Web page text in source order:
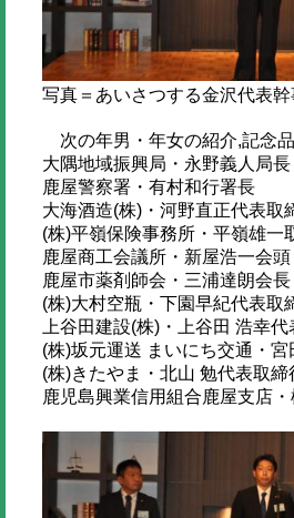
写真＝あいさつする金沢代表幹
次の年男・年女の紹介,記念品
大隅地域振興局・永野義人局長
鹿屋警察署・有村和行署長
大海酒造(株)・河野直正代表取
(株)平嶺保険事務所・平嶺雄一
鹿屋商工会議所・新屋浩一会頭
鹿屋市薬剤師会・三浦達朗会長
(株)大村空瓶・下園早紀代表取
上谷田建設(株)・上谷田 浩幸
(株)坂元運送 まいにち交通・宮
(株)きたやま・北山 勉代表取締
鹿児島興業信用組合鹿屋支店